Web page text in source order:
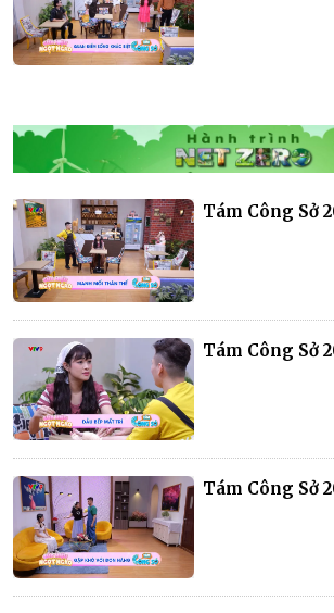
Tám Công Sở
Tám Công Sở
Tám Công Sở